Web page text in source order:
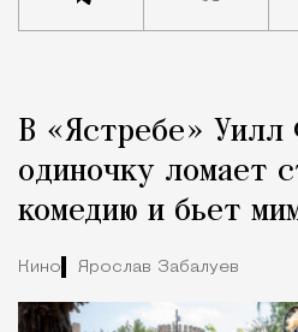
Город
В «Ястребе» Уилл
одиночку ломает
комедию и бьет
Кино Ярослав Забалуев